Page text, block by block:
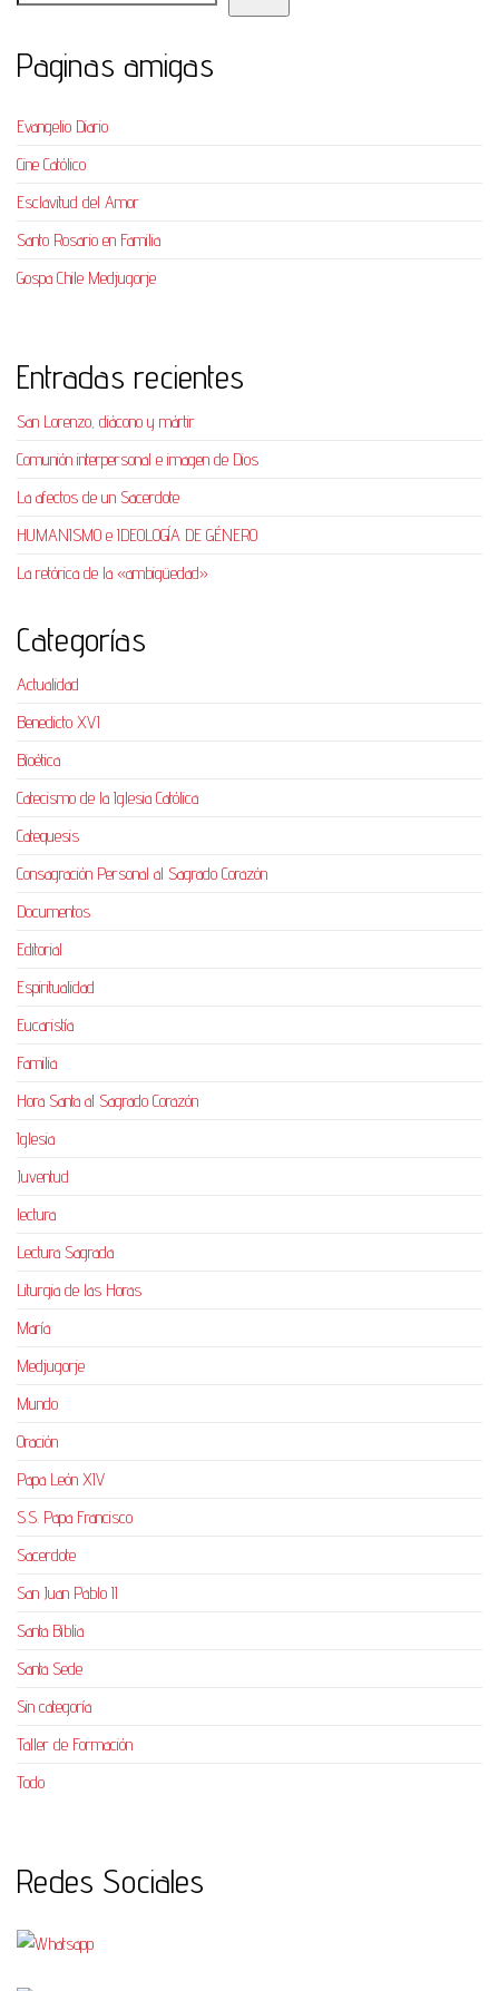
Paginas amigas
Evangelio Diario
Cine Católico
Esclavitud del Amor
Santo Rosario en Familia
Gospa Chile Medjugorje
Entradas recientes
San Lorenzo, diácono y mártir
Comunión interpersonal e imagen de Dios
La afectos de un Sacerdote
HUMANISMO e IDEOLOGÍA DE GÉNERO
La retórica de la «ambigüedad»
Categorías
Actualidad
Benedicto XVI
Bioética
Catecismo de la Iglesia Católica
Catequesis
Consagración Personal al Sagrado Corazón
Documentos
Editorial
Espiritualidad
Eucaristía
Familia
Hora Santa al Sagrado Corazón
Iglesia
Juventud
lectura
Lectura Sagrada
Liturgia de las Horas
María
Medjugorje
Mundo
Oración
Papa León XIV
S.S. Papa Francisco
Sacerdote
San Juan Pablo II
Santa Biblia
Santa Sede
Sin categoría
Taller de Formación
Todo
Redes Sociales